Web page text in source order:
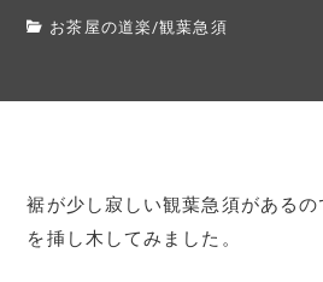
お茶屋の道楽 /観葉急須
裾が少し寂しい観葉急須がある
を挿し木してみました。